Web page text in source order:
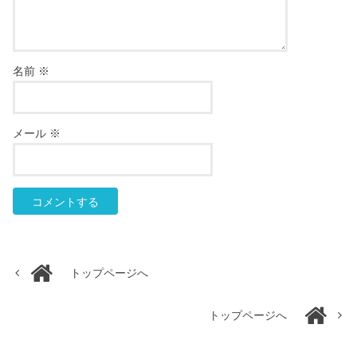
名前 ※
メール ※
トップページへ
トップページへ